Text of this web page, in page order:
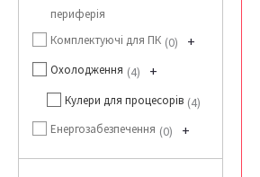
периферія
Комплектуючі для ПК +
0
Охолодження +
4
Кулери для процесорів 4
Енергозабезпечення +
0